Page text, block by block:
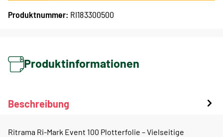
Produktnummer: RI183300500
Produktinformationen
Beschreibung
Ritrama Ri-Mark Event 100 Plotterfolie – Vielseitige